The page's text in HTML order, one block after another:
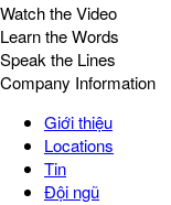
Watch the Video
Learn the Words
Speak the Lines
Company Information
Giới thiệu
Locations
Tin
Đội ngũ